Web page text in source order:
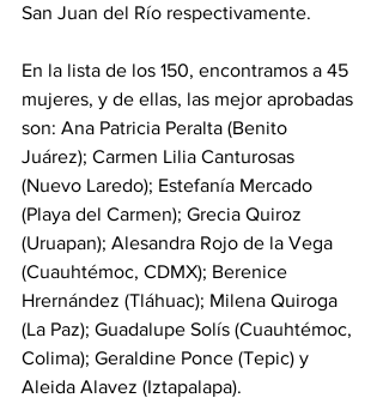
San Juan del Río respectivamente.
En la lista de los 150, encontramos a 45
mujeres, y de ellas, las mejor aprobadas
son: Ana Patricia Peralta (Benito
Juárez); Carmen Lilia Canturosas
(Nuevo Laredo); Estefanía Mercado
(Playa del Carmen); Grecia Quiroz
(Uruapan); Alesandra Rojo de la Vega
(Cuauhtémoc, CDMX); Berenice
Hrernández (Tláhuac); Milena Quiroga
(La Paz); Guadalupe Solís (Cuauhtémoc,
Colima); Geraldine Ponce (Tepic) y
Aleida Alavez (Iztapalapa).